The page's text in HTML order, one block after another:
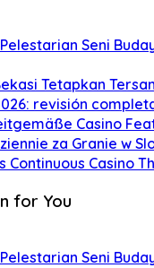
Pelestarian Seni
Tetapkan
revisión
Casino
za Granie w
Continuous Casino
for You
Pelestarian Seni